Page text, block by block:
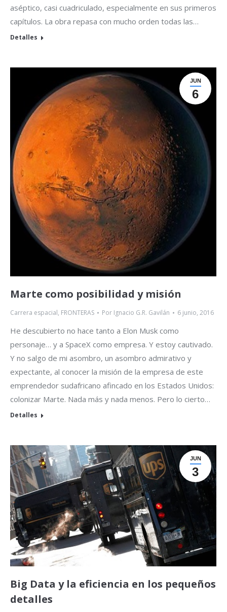
aséptico, casi cuadriculado, especialmente en sus primeros
capítulos. La obra repasa con mucho orden todas las…
Detalles
JUN
6
Marte como posibilidad y misión
Carrera espacial, FRONTERAS Por Ignacio G.R. Gavilán 6 junio, 2016
He descubierto no hace tanto a Elon Musk como
personaje… y a SpaceX como empresa. Y estoy cautivado.
Y no salgo de mi asombro, un asombro admirativo y
expectante, al conocer la misión de la empresa de este
emprendedor sudafricano afincado en los Estados Unidos:
colonizar Marte. Nada más y nada menos. Pero lo cierto…
Detalles
JUN
3
Big Data y la eficiencia en los pequeños
detalles